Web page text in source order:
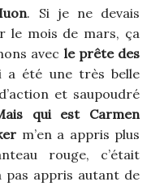
. Si je ne devais
le mois de mars, ça
avec le prête des
été une très belle
et saupoudré
qui est Carmen
m’en a appris plus
rouge, c’était
pas appris autant de